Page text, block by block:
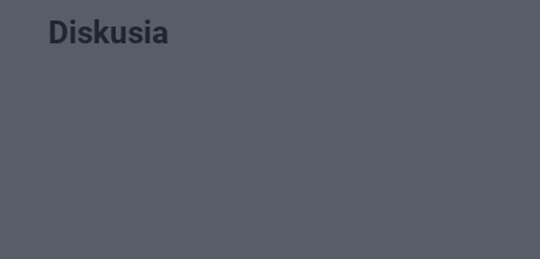
Diskusia